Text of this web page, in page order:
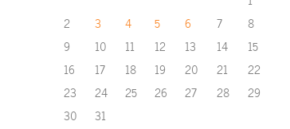
2
3 4 5 6 7
8
9
10 11 12 13 14
15
16
17 18 19 20 21
22
23
24 25 26 27 28
29
30
31